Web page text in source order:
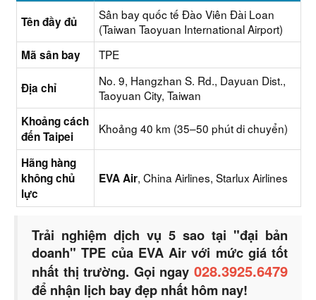
Tên đầy đủ
Sân bay quốc tế Đào Viên Đài Loan
(Taiwan Taoyuan International Airport)
Mã sân bay
TPE
Địa chỉ
No. 9, Hangzhan S. Rd., Dayuan Dist.,
Taoyuan City, Taiwan
Khoảng cách
đến Taipei
Khoảng 40 km (35–50 phút di chuyển)
Hãng hàng
không chủ
lực
EVA Air, China Airlines, Starlux Airlines
Trải nghiệm dịch vụ 5 sao tại "đại bản
doanh" TPE của EVA Air với mức giá tốt
nhất thị trường. Gọi ngay 028.3925.6479
để nhận lịch bay đẹp nhất hôm nay!